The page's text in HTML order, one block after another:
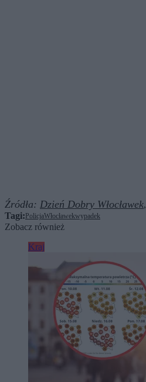
Źródła: Dzień Dobry Włocławek,
Tagi: PolicjaWłocławekwypadek
Zobacz również
Kraj